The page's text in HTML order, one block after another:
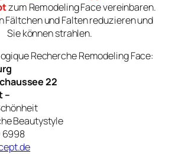
zum Remodeling Face vereinbaren.
Fältchen und Falten reduzieren und
Sie können strahlen.
Recherche Remodeling Face:
22
–
Beautystyle
6998